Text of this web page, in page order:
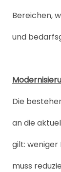
Bereichen,
und
Die
an die
gilt: weniger
muss